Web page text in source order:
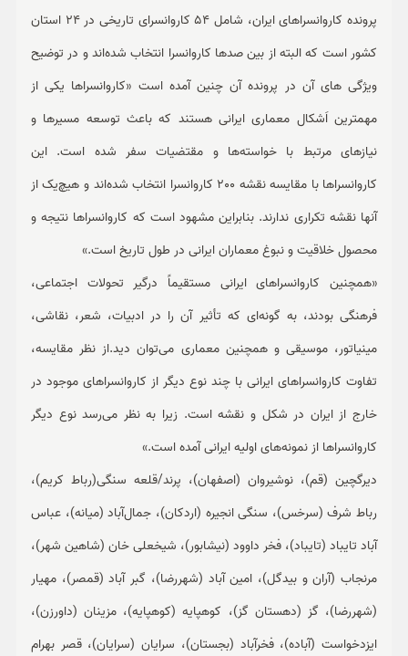
پرونده کاروانسراهای ایران، شامل 54 کاروانسرای تاریخی در 24 استان
کشور است که البته از بین صدها کاروانسرا انتخاب شده‌اند و در توضیح
ویژگی های آن در پرونده آن چنین آمده است «کاروانسراها یکی از
مهمترین اَشکال معماری ایرانی هستند که باعث توسعه مسیرها و
نیازهای مرتبط با خواسته‌ها و مقتضیات سفر شده است. این
کاروانسراها با مقایسه نقشه 200 کاروانسرا انتخاب شده‌اند و هیچ‌یک از
آنها نقشه تکراری ندارند. بنابراین مشهود است که کاروانسراها نتیجه و
محصول خلاقیت و نبوغ معماران ایرانی در طول تاریخ است.»
«همچنین کاروانسراهای ایرانی مستقیماً درگیر تحولات اجتماعی،
فرهنگی بودند، به گونه‌ای که تأثیر آن را در ادبیات، شعر، نقاشی،
مینیاتور، موسیقی و همچنین معماری می‌توان دید.از نظر مقایسه،
تفاوت کاروانسراهای ایرانی با چند نوع دیگر از کاروانسراهای موجود در
خارج از ایران در شکل و نقشه است. زیرا به نظر می‌رسد نوع دیگر
کاروانسراها از نمونه‌های اولیه ایرانی آمده است.»
دیرگچین (قم)، نوشیروان (اصفهان)، پرند/قلعه سنگی(رباط کریم)،
رباط شرف (سرخس)، سنگی انجیره (اردکان)، جمال‌آباد (میانه)، عباس
آباد تایباد (تایباد)، فخر داوود (نیشابور)، شیخعلی خان (شاهین شهر)،
مرنجاب (آران و بیدگل)، امین آباد (شهررضا)، گبر آباد (قمصر)، مهیار
(شهررضا)، گز (دهستان گز)، کوهپایه (کوهپایه)، مزینان (داورزن)،
ایزدخواست (آباده)، فخرآباد (بجستان)، سرایان (سرایان)، قصر بهرام